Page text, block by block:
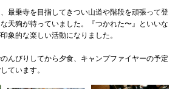
最乗寺を目指してきつい山道や階段を頑張って登
天狗が待っていました。『つかれた〜』といいな
象的な楽しい活動になりました。
んびりしてから夕食、キャンプファイヤーの予定
ています。